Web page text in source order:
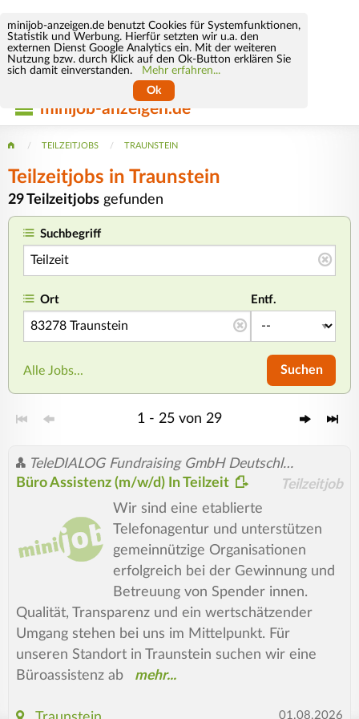
minijob-anzeigen.de benutzt Cookies für Systemfunktionen,
Statistik und Werbung. Hierfür setzten wir u.a. den
externen Dienst Google Analytics ein. Mit der weiteren
Nutzung bzw. durch Klick auf den Ok-Button erklären Sie
sich damit einverstanden.
Mehr erfahren...
Ok
minijob-anzeigen.de
TEILZEITJOBS TRAUNSTEIN
Teilzeitjobs in Traunstein
29 Teilzeitjobs gefunden
Suchbegriff
Ort Entf.
Alle Jobs... Suchen
1 - 25 von 29
TeleDIALOG Fundraising GmbH Deutschland (österr.) Zweigniederlassung Rosenheim
Teilzeitjob
Büro Assistenz (m/w/d) In Teilzeit
Wir sind eine etablierte
Telefonagentur und unterstützen
gemeinnützige Organisationen
erfolgreich bei der Gewinnung und
Betreuung von Spender innen.
Qualität, Transparenz und ein wertschätzender
Umgang stehen bei uns im Mittelpunkt. Für
unseren Standort in Traunstein suchen wir eine
Büroassistenz ab
01.08.2026